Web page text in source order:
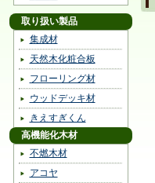
取り扱い製品
集成材
天然木化粧合板
フローリング材
ウッドデッキ材
きえすぎくん
高機能化木材
不燃木材
アコヤ